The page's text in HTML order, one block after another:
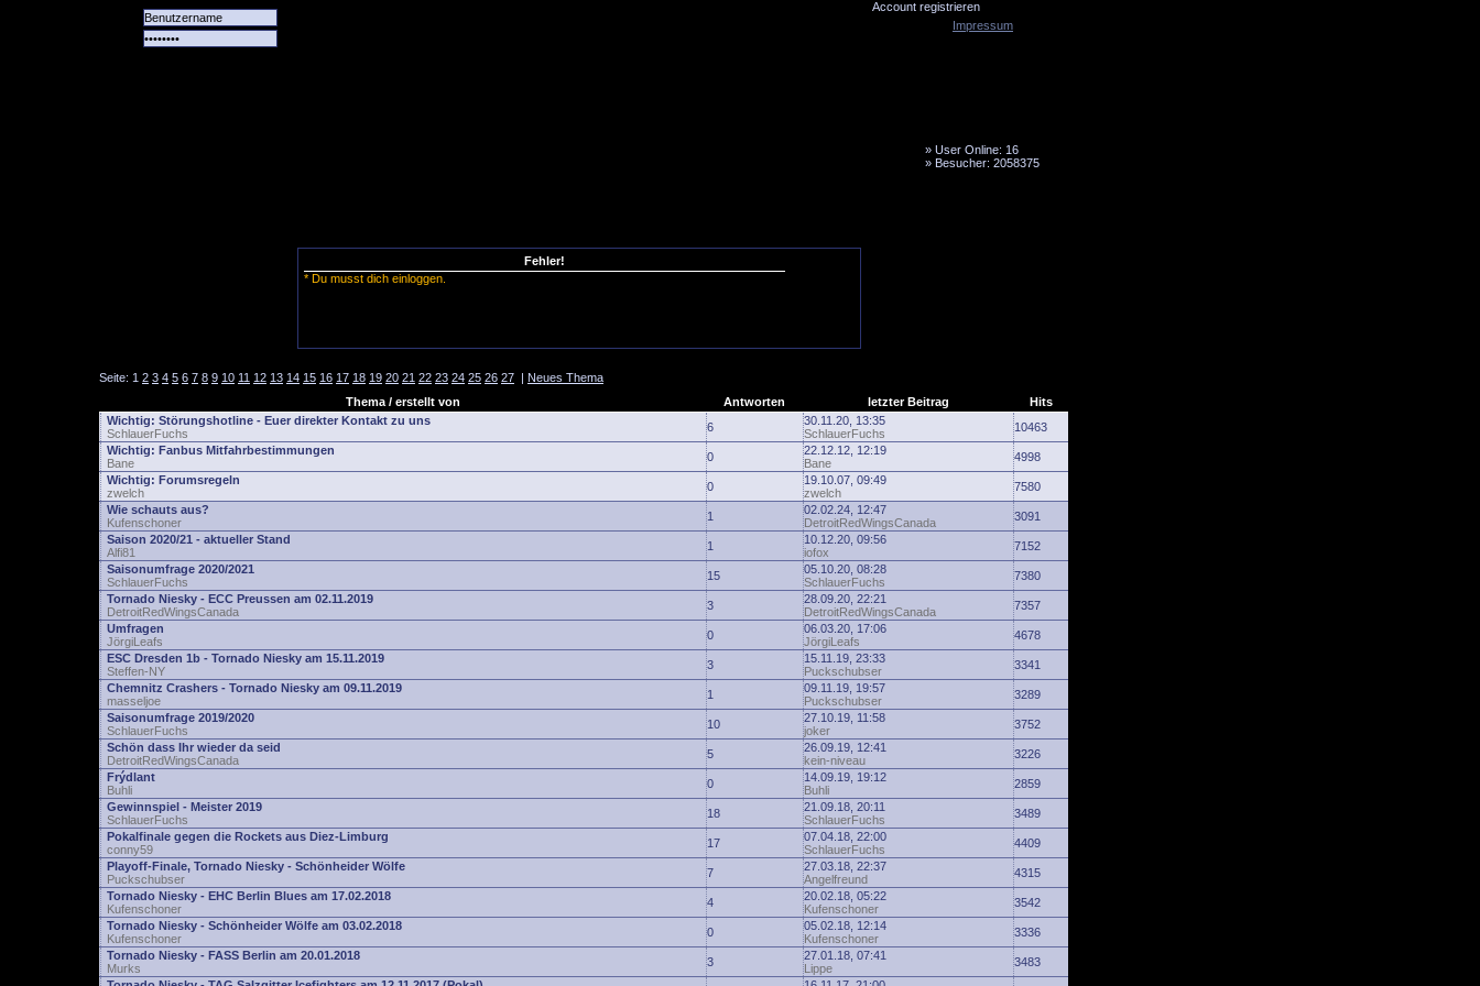
Account registrieren
» User Online: 16
» Besucher: 2058375
Fehler!
* Du musst dich einloggen.
Seite: 1 2 3 4 5 6 7 8 9 10 11 12 13 14 15 16 17 18 19 20 21 22 23 24 25 26 27 | Neues Thema
Thema / erstellt von
Antworten letzter Beitrag
Hits
Wichtig: Störungshotline - Euer direkter Kontakt zu uns
SchlauerFuchs
6
30.11.20, 13:35
SchlauerFuchs
10463
Wichtig: Fanbus Mitfahrbestimmungen
Bane
0
22.12.12, 12:19
Bane
4998
Wichtig: Forumsregeln
zwelch
0
19.10.07, 09:49
zwelch
7580
Wie schauts aus?
Kufenschoner
1
02.02.24, 12:47
DetroitRedWingsCanada
3091
Saison 2020/21 - aktueller Stand
Alfi81
1
10.12.20, 09:56
iofox
7152
Saisonumfrage 2020/2021
SchlauerFuchs
15
05.10.20, 08:28
SchlauerFuchs
7380
Tornado Niesky - ECC Preussen am 02.11.2019
DetroitRedWingsCanada
3
28.09.20, 22:21
DetroitRedWingsCanada
7357
Umfragen
JörgiLeafs
0
06.03.20, 17:06
JörgiLeafs
4678
ESC Dresden 1b - Tornado Niesky am 15.11.2019
Steffen-NY
3
15.11.19, 23:33
Puckschubser
3341
Chemnitz Crashers - Tornado Niesky am 09.11.2019
masseljoe
1
09.11.19, 19:57
Puckschubser
3289
Saisonumfrage 2019/2020
SchlauerFuchs
10
27.10.19, 11:58
joker
3752
Schön dass Ihr wieder da seid
DetroitRedWingsCanada
5
26.09.19, 12:41
kein-niveau
3226
Frýdlant
Buhli
0
14.09.19, 19:12
Buhli
2859
Gewinnspiel - Meister 2019
SchlauerFuchs
18
21.09.18, 20:11
SchlauerFuchs
3489
Pokalfinale gegen die Rockets aus Diez-Limburg
conny59
17
07.04.18, 22:00
SchlauerFuchs
4409
Playoff-Finale, Tornado Niesky - Schönheider Wölfe
Puckschubser
7
27.03.18, 22:37
Angelfreund
4315
Tornado Niesky - EHC Berlin Blues am 17.02.2018
Kufenschoner
4
20.02.18, 05:22
Kufenschoner
3542
Tornado Niesky - Schönheider Wölfe am 03.02.2018
Kufenschoner
0
05.02.18, 12:14
Kufenschoner
3336
Tornado Niesky - FASS Berlin am 20.01.2018
Murks
3
27.01.18, 07:41
Lippe
3483
Impressum